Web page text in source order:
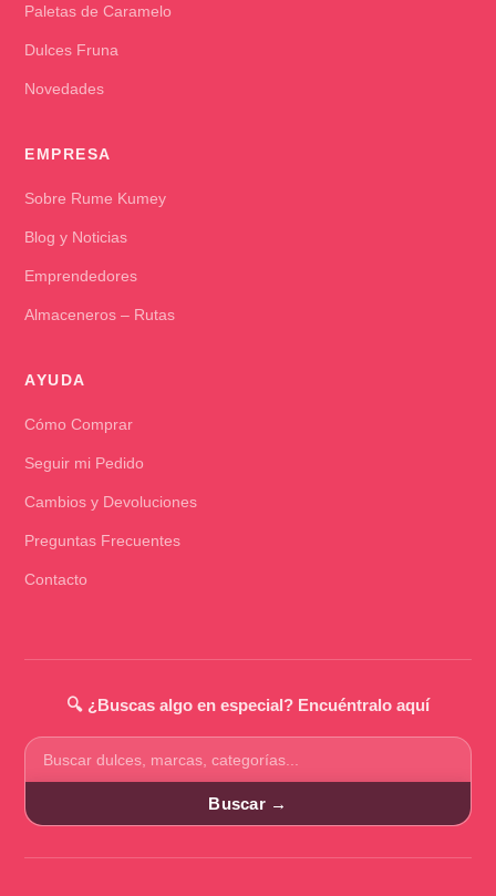
Paletas de Caramelo
Dulces Fruna
Novedades
EMPRESA
Sobre Rume Kumey
Blog y Noticias
Emprendedores
Almaceneros – Rutas
AYUDA
Cómo Comprar
Seguir mi Pedido
Cambios y Devoluciones
Preguntas Frecuentes
Contacto
🔍 ¿Buscas algo en especial? Encuéntralo aquí
Buscar
productos
Buscar →